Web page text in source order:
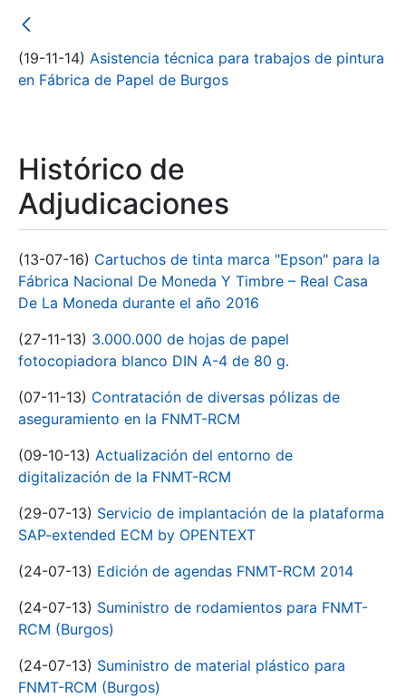
(19-11-14) Asistencia técnica para trabajos de pintura
en Fábrica de Papel de Burgos
Histórico de
Adjudicaciones
(13-07-16) Cartuchos de tinta marca "Epson" para la
Fábrica Nacional De Moneda Y Timbre – Real Casa
De La Moneda durante el año 2016
(27-11-13) 3.000.000 de hojas de papel
fotocopiadora blanco DIN A-4 de 80 g.
(07-11-13) Contratación de diversas pólizas de
aseguramiento en la FNMT-RCM
(09-10-13) Actualización del entorno de
digitalización de la FNMT-RCM
(29-07-13) Servicio de implantación de la plataforma
SAP-extended ECM by OPENTEXT
(24-07-13) Edición de agendas FNMT-RCM 2014
(24-07-13) Suministro de rodamientos para FNMT-
RCM (Burgos)
(24-07-13) Suministro de material plástico para
FNMT-RCM (Burgos)